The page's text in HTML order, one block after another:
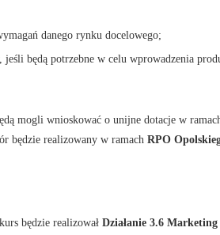
danego rynku docelowego;
jeśli będą potrzebne w celu wprowadzenia
mogli wnioskować o unijne dotacje w
będzie realizowany w ramach RPO
będzie realizował Działanie 3.6